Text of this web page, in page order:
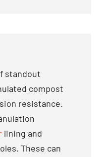
standout
compost
resistance.
lining and
. These can